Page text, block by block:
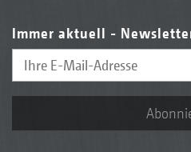
Immer aktuell -